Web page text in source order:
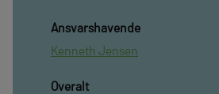
Ansvarshavende
Kenneth Jensen
Overalt